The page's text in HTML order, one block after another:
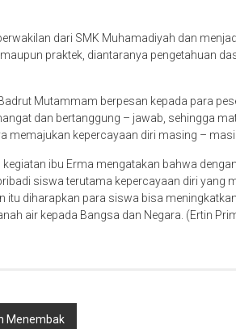
dari SMK Muhamadiyah dan
praktek, diantaranya pengetahuan
Mutammam berpesan kepada para
dan bertanggung – jawab, sehingga
memajukan kepercayaan diri masing –
ibu Erma mengatakan bahwa dengan
siswa terutama kepercayaan diri yang
itu diharapkan para siswa bisa meningkatkan
air kepada Bangsa dan Negara. (Ertin
Menembak